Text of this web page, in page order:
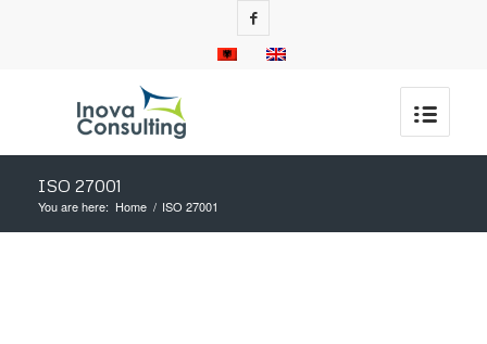
ISO 27001
You are here: Home / ISO 27001